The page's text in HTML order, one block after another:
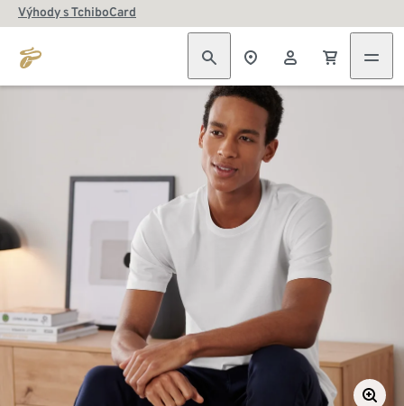
Výhody s TchiboCard